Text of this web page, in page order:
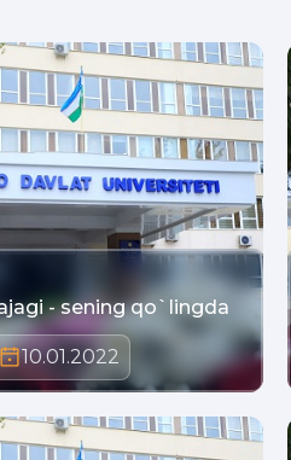
Vatan kelajagi - sening qo`lingda
10.01.2022